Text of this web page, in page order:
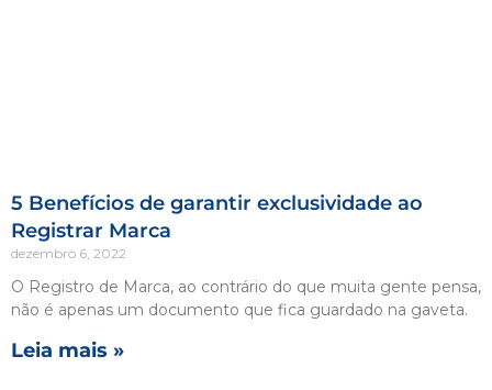
5 Benefícios de garantir exclusividade ao
Registrar Marca
dezembro 6, 2022
O Registro de Marca, ao contrário do que muita gente pensa,
não é apenas um documento que fica guardado na gaveta.
Leia mais »